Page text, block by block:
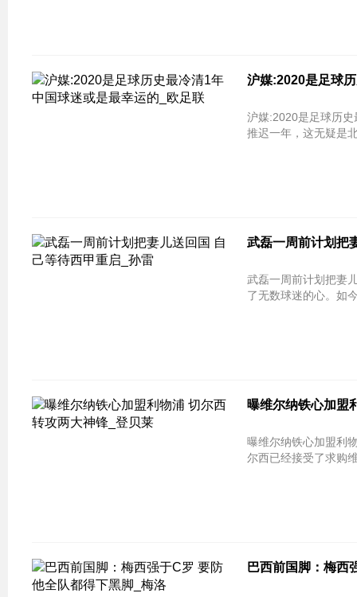
沪媒:2020是足球
沪媒:2020是足球历
推迟一年，这无疑是
武磊一周前计划把
武磊一周前计划把妻儿送回国 自己等
了无数球迷的心。如
曝维尔纳铁心加盟
曝维尔纳铁心加盟利物浦 切尔西转攻
尔西已经接受了求购
巴西前国脚：梅西